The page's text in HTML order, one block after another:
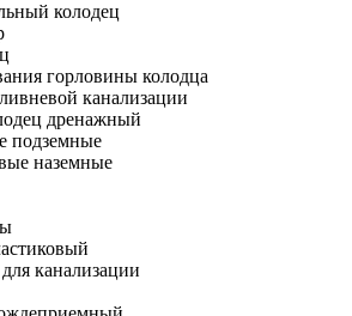
колодец
горловины колодца
канализации
дренажный
подземные
наземные
канализации